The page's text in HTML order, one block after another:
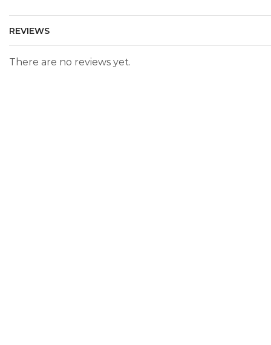
REVIEWS
There are no reviews yet.